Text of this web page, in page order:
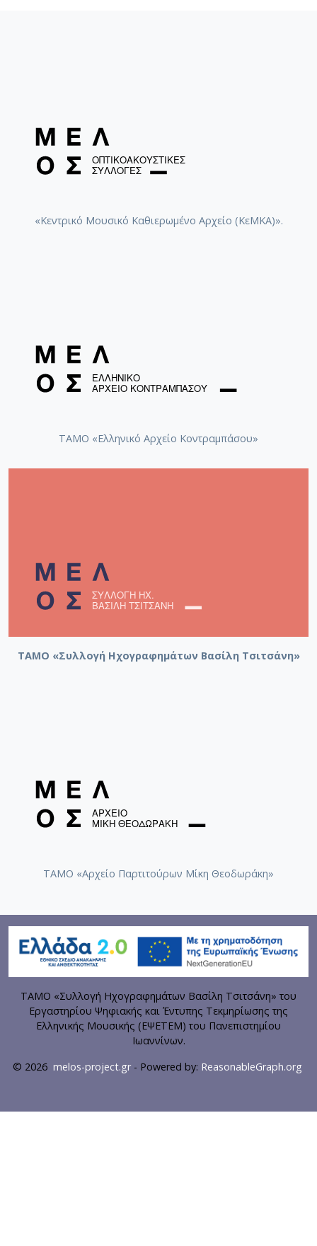
«Κεντρικό Μουσικό Καθιερωμένο Αρχείο (ΚεΜΚΑ)».
ΤΑΜΟ «Ελληνικό Αρχείο Κοντραμπάσου»
ΤΑΜΟ «Συλλογή Ηχογραφημάτων Βασίλη Τσιτσάνη»
ΤΑΜΟ «Αρχείο Παρτιτούρων Μίκη Θεοδωράκη»
ΤΑΜΟ «Συλλογή Ηχογραφημάτων Βασίλη Τσιτσάνη» του
Εργαστηρίου Ψηφιακής και Έντυπης Τεκμηρίωσης της
Ελληνικής Μουσικής (ΕΨΕΤΕΜ) του Πανεπιστημίου
Ιωαννίνων.
© 2026 melos-project.gr- Powered by: ReasonableGraph.org